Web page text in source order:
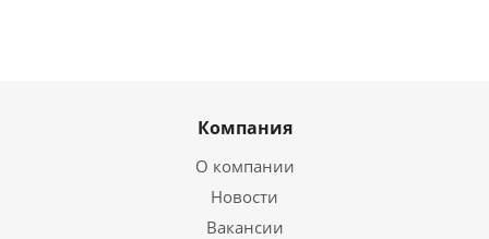
Компания
О компании
Новости
Вакансии